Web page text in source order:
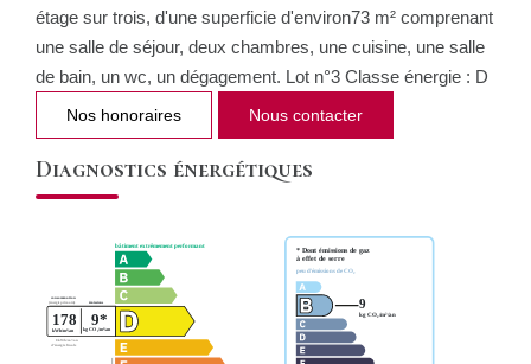
étage sur trois, d'une superficie d'environ73 m² comprenant
une salle de séjour, deux chambres, une cuisine, une salle
de bain, un wc, un dégagement. Lot n°3 Classe énergie : D
Nos honoraires Nous contacter
Diagnostics énergétiques